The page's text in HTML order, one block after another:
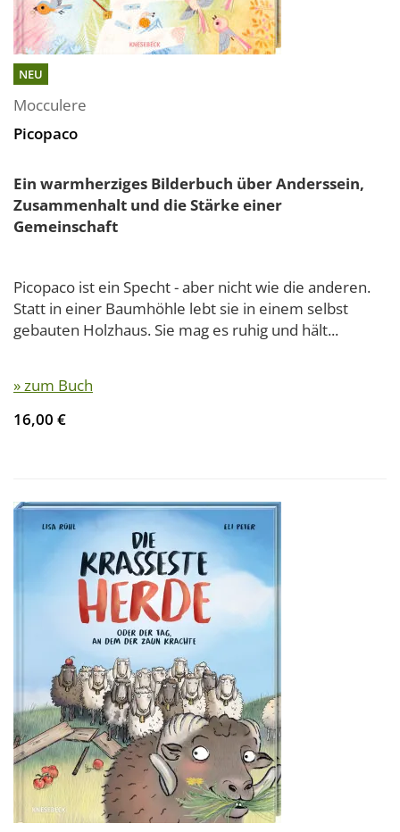
NEU
Mocculere
Picopaco
Ein warmherziges Bilderbuch über Anderssein,
Zusammenhalt und die Stärke einer
Gemeinschaft
Picopaco ist ein Specht - aber nicht wie die anderen.
Statt in einer Baumhöhle lebt sie in einem selbst
gebauten Holzhaus. Sie mag es ruhig und hält...
» zum Buch
16,00 €